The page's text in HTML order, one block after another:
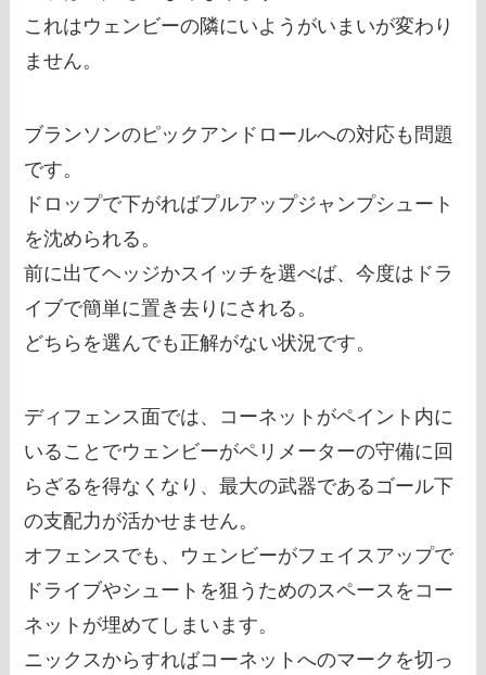
これはウェンビーの隣にいようがいまいが変わり
ません。
ブランソンのピックアンドロールへの対応も問題
です。
ドロップで下がればプルアップジャンプシュート
を沈められる。
前に出てヘッジかスイッチを選べば、今度はドラ
イブで簡単に置き去りにされる。
どちらを選んでも正解がない状況です。
ディフェンス面では、コーネットがペイント内に
いることでウェンビーがペリメーターの守備に回
らざるを得なくなり、最大の武器であるゴール下
の支配力が活かせません。
オフェンスでも、ウェンビーがフェイスアップで
ドライブやシュートを狙うためのスペースをコー
ネットが埋めてしまいます。
ニックスからすればコーネットへのマークを切っ